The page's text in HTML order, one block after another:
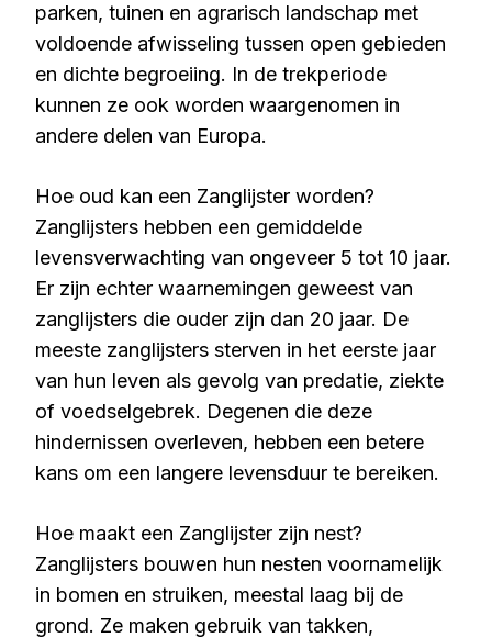
parken, tuinen en agrarisch landschap met
voldoende afwisseling tussen open gebieden
en dichte begroeiing. In de trekperiode
kunnen ze ook worden waargenomen in
andere delen van Europa.
Hoe oud kan een Zanglijster worden?
Zanglijsters hebben een gemiddelde
levensverwachting van ongeveer 5 tot 10 jaar.
Er zijn echter waarnemingen geweest van
zanglijsters die ouder zijn dan 20 jaar. De
meeste zanglijsters sterven in het eerste jaar
van hun leven als gevolg van predatie, ziekte
of voedselgebrek. Degenen die deze
hindernissen overleven, hebben een betere
kans om een langere levensduur te bereiken.
Hoe maakt een Zanglijster zijn nest?
Zanglijsters bouwen hun nesten voornamelijk
in bomen en struiken, meestal laag bij de
grond. Ze maken gebruik van takken,